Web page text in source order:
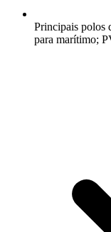
Principais polos
para marítimo;